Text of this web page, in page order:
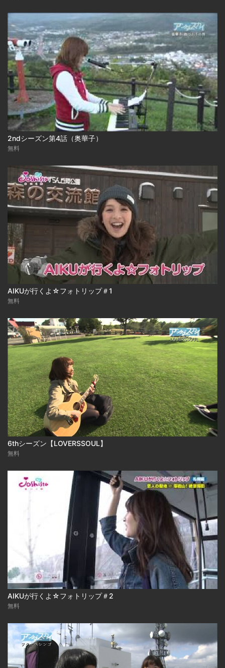
2ndシーズン第4話（奥華子）
無料
AIKUが行くよ☆フォトリップ＃1
無料
6thシーズン【LOVERSSOUL】
無料
AIKUが行くよ☆フォトリップ＃2
無料